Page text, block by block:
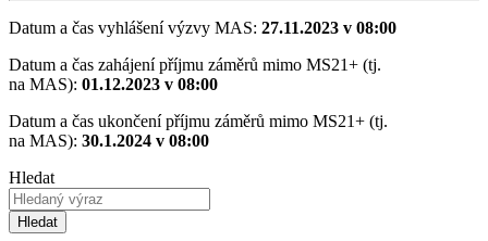
Datum a čas vyhlášení výzvy MAS: 27.11.2023 v 08:00
Datum a čas zahájení příjmu záměrů mimo MS21+ (tj.
na MAS): 01.12.2023 v 08:00
Datum a čas ukončení příjmu záměrů mimo MS21+ (tj.
na MAS): 30.1.2024 v 08:00
Hledat
Hledat